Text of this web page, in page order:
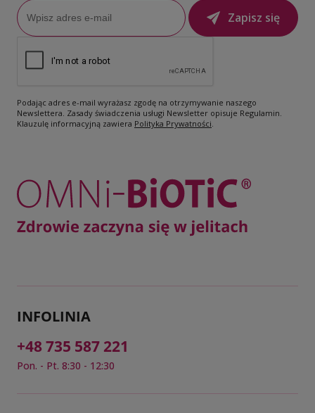
Zapisz się
Podając adres e-mail wyrażasz zgodę na otrzymywanie naszego
Newslettera. Zasady świadczenia usługi Newsletter opisuje Regulamin.
Klauzulę informacyjną zawiera Polityka Prywatności
INFOLINIA
+48 735 587 221
Pon. - Pt. 8:30 - 12:30